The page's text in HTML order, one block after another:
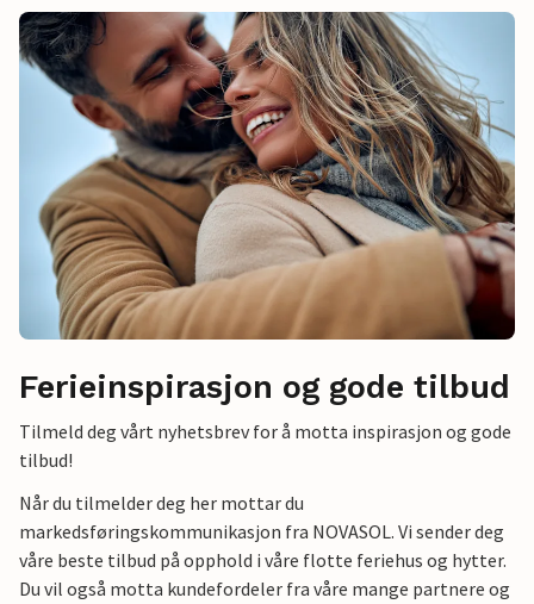
Ferieinspirasjon og gode tilbud
Tilmeld deg vårt nyhetsbrev for å motta inspirasjon og gode
tilbud!
Når du tilmelder deg her mottar du
markedsføringskommunikasjon fra NOVASOL. Vi sender deg
våre beste tilbud på opphold i våre flotte feriehus og hytter.
Du vil også motta kundefordeler fra våre mange partnere og